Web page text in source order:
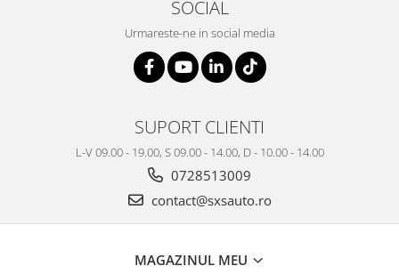
SOCIAL
Urmareste-ne in social media
SUPORT CLIENTI
L-V 09.00 - 19.00, S 09.00 - 14.00, D - 10.00 - 14.00
0728513009
contact@sxsauto.ro
MAGAZINUL MEU